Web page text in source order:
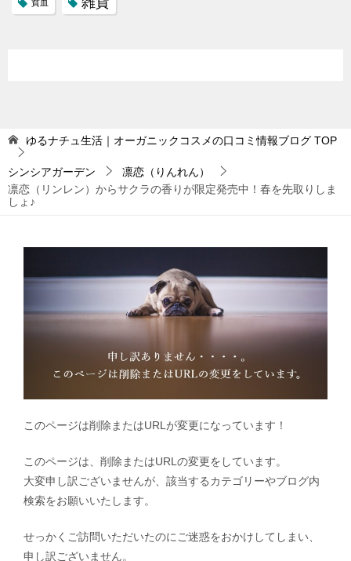
貧血
ゆるナチュ生活｜オーガニックコスメの口コミ情報ブログ TOP
シンシアガーデン
凛恋（りんれん）
凛恋（リンレン）からサクラの香りが限定発売中！春を先取りしま
しょ♪
このページは削除またはURLが変更になっています！
このページは、削除またはURLの変更をしています。
大変申し訳ございませんが、該当するカテゴリーやブログ内
検索をお願いいたします。
せっかくご訪問いただいたのにご迷惑をおかけしてしまい、
申し訳ございません。